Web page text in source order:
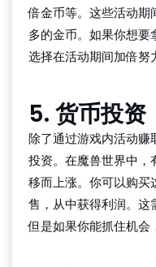
倍金币等。这些活动期
多的金币。如果你想
选择在活动期间加倍努
5. 货币投资
除了通过游戏内活动赚
投资。在魔兽世界中，
移而上涨。你可以购买
售，从中获得利润。这
但是如果你能抓住机会